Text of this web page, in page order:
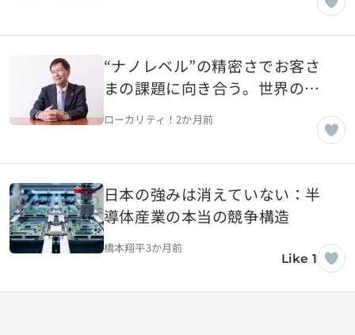
“ナノレベル”の精密さでお客さ
まの課題に向き合う。世界の産
業の未来を切り開く放電加工機
ローカリティ！2か月前
日本の強みは消えていない：半
導体産業の本当の競争構造
橋本翔平3か月前
Like 1